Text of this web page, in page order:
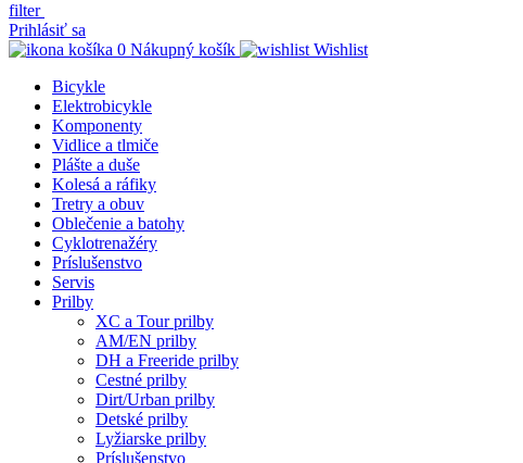
filter
Prihlásiť sa
0 Nákupný košík
Wishlist
Bicykle
Elektrobicykle
Komponenty
Vidlice a tlmiče
Plášte a duše
Kolesá a ráfiky
Tretry a obuv
Oblečenie a batohy
Cyklotrenažéry
Príslušenstvo
Servis
Prilby
XC a Tour prilby
AM/EN prilby
DH a Freeride prilby
Cestné prilby
Dirt/Urban prilby
Detské prilby
Lyžiarske prilby
Príslušenstvo